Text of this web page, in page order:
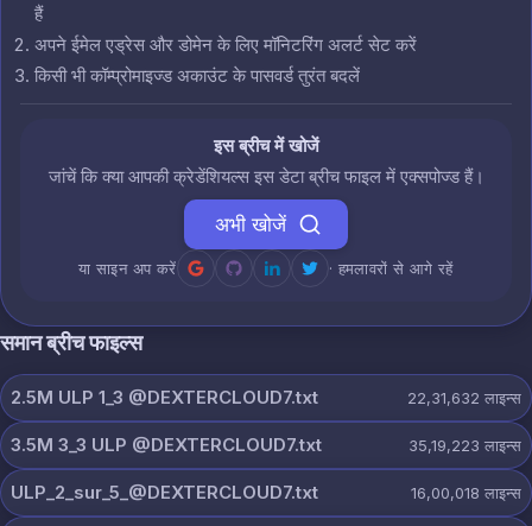
हैं
अपने ईमेल एड्रेस और डोमेन के लिए मॉनिटरिंग अलर्ट सेट करें
किसी भी कॉम्प्रोमाइज्ड अकाउंट के पासवर्ड तुरंत बदलें
इस ब्रीच में खोजें
जांचें कि क्या आपकी क्रेडेंशियल्स इस डेटा ब्रीच फाइल में एक्सपोज्ड हैं।
अभी खोजें
या साइन अप करें · हमलावरों से आगे रहें
समान ब्रीच फाइल्स
2.5M ULP 1_3 @DEXTERCLOUD7.txt 22,31,632 लाइन्स
3.5M 3_3 ULP @DEXTERCLOUD7.txt 35,19,223 लाइन्स
ULP_2_sur_5_@DEXTERCLOUD7.txt 16,00,018 लाइन्स